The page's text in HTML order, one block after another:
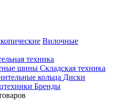
Вилочные
техника
шины Складская техника
кольца Диски
Бренды